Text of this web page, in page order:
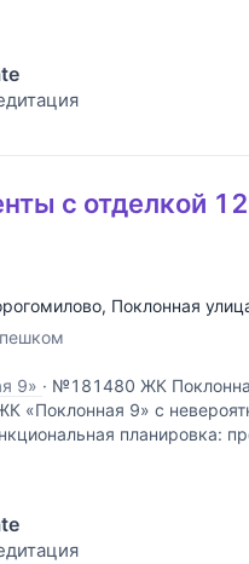
с отделкой
, Поклонная
9» · №181480 ЖК
«Поклонная 9» с
планировка: